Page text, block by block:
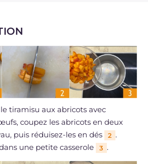
tiramisu aux abricots avec
coupez les abricots en deux
puis réduisez-les en dés 2 .
une petite casserole
3 .